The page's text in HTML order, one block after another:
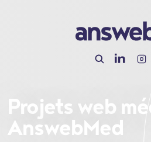
Projets web
AnswebMed